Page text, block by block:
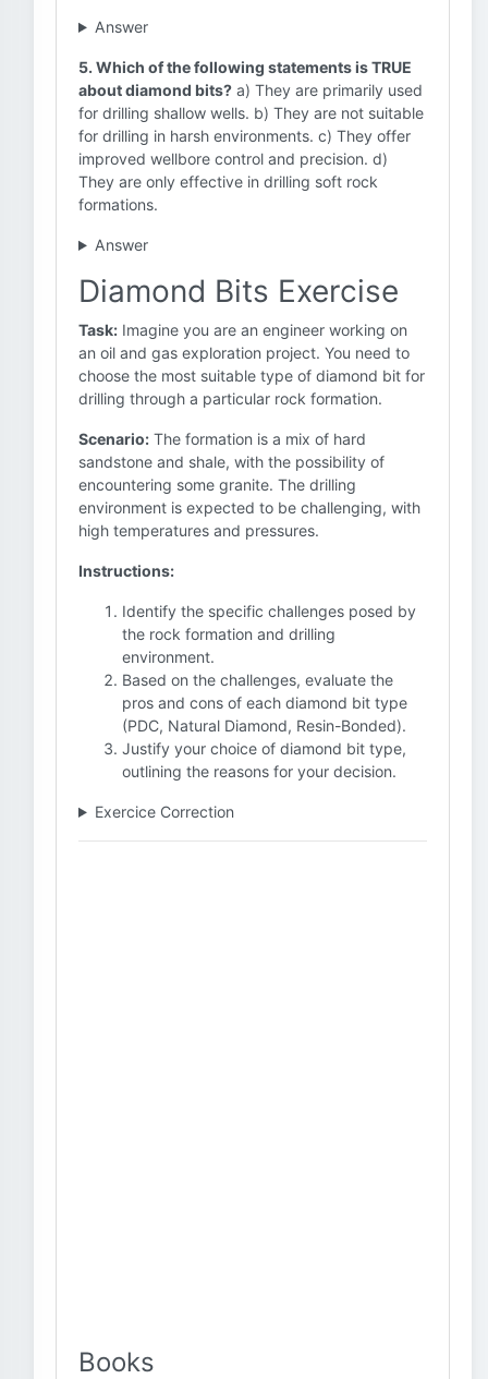
Answer
5. Which of the following statements is TRUE
about diamond bits? a) They are primarily used
for drilling shallow wells. b) They are not suitable
for drilling in harsh environments. c) They offer
improved wellbore control and precision. d)
They are only effective in drilling soft rock
formations.
Answer
Diamond Bits Exercise
Task: Imagine you are an engineer working on
an oil and gas exploration project. You need to
choose the most suitable type of diamond bit for
drilling through a particular rock formation.
Scenario: The formation is a mix of hard
sandstone and shale, with the possibility of
encountering some granite. The drilling
environment is expected to be challenging, with
high temperatures and pressures.
Instructions:
Identify the specific challenges posed by
the rock formation and drilling
environment.
Based on the challenges, evaluate the
pros and cons of each diamond bit type
(PDC, Natural Diamond, Resin-Bonded).
Justify your choice of diamond bit type,
outlining the reasons for your decision.
Exercice Correction
Books